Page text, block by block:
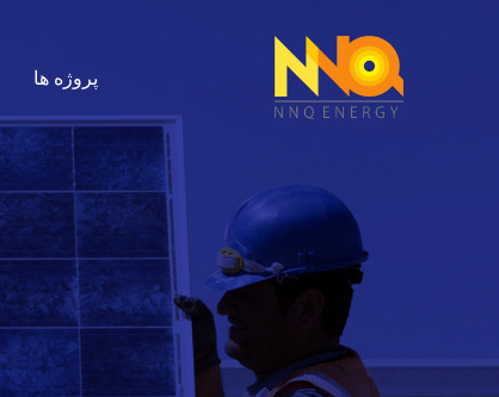
پروژه ها